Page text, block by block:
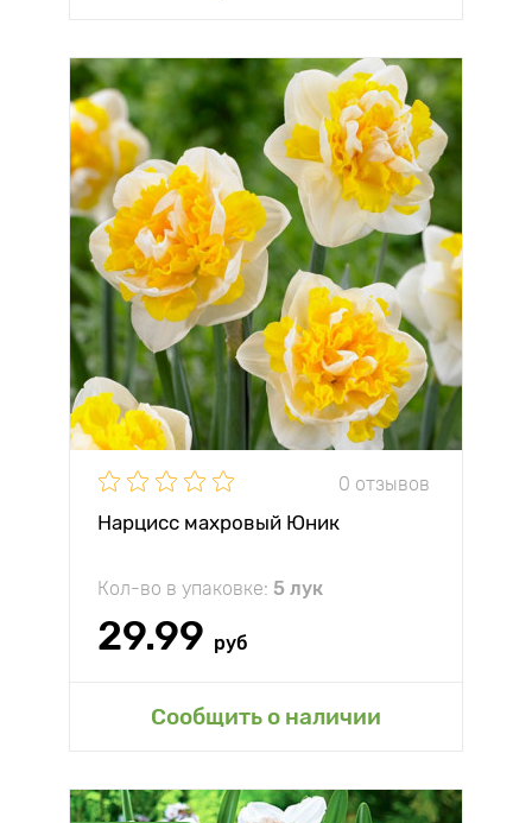
0 отзывов
Нарцисс махровый Юник
Кол-во в упаковке: 5 лук
29.99 руб
Сообщить о наличии